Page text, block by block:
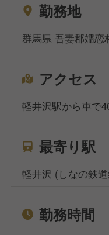
勤務地
群馬県 吾妻郡嬬恋
アクセス
軽井沢駅から車で
最寄り駅
軽井沢 (しなの鉄
勤務時間